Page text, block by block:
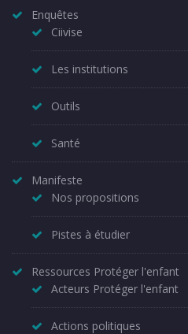
Enquêtes
Ciivise
Les institutions
Outils
Santé
Manifeste
Nos propositions
Pistes à étudier
Ressources Protéger l'enfant
Acteurs Protéger l'enfant
Actions politiques